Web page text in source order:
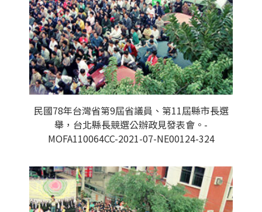
民國78年台灣省第9屆省議員、第11屆縣市長選
舉，台北縣長競選公辦政見發表會。-
MOFA110064CC-2021-07-NE00124-324